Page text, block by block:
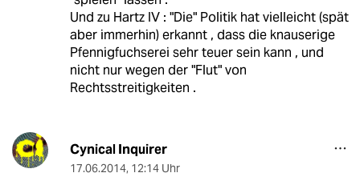
Und zu Hartz IV : "Die" Politik hat vielleicht (spät
aber immerhin) erkannt , dass die knauserige
Pfennigfuchserei sehr teuer sein kann , und
nicht nur wegen der "Flut" von
Rechtsstreitigkeiten .
Cynical Inquirer
17.06.2014, 12:14 Uhr